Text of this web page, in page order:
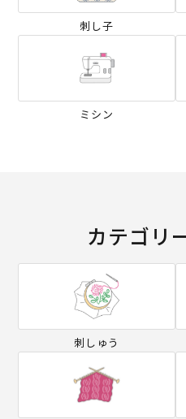
刺し子
ミシン
カテゴリ
刺しゅう